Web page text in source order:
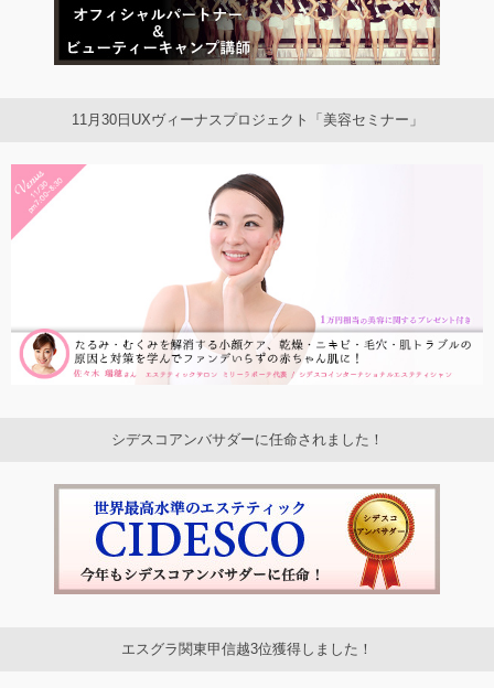
11月30日UXヴィーナスプロジェクト「美容セミナー」
シデスコアンバサダーに任命されました！
エスグラ関東甲信越3位獲得しました！